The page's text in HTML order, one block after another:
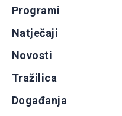
Programi
Natječaji
Novosti
Tražilica
Događanja